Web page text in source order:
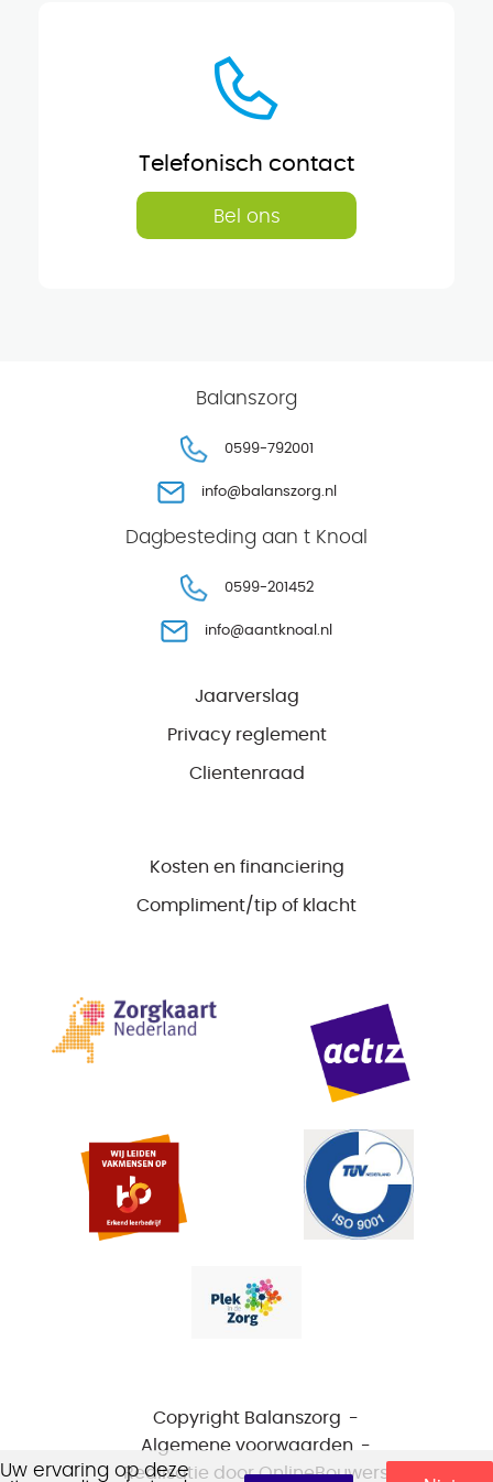
Telefonisch contact
Bel ons
Balanszorg
0599-792001
info@balanszorg.nl
Dagbesteding aan t Knoal
0599-201452
info@aantknoal.nl
Jaarverslag
Privacy reglement
Clientenraad
Kosten en financiering
Compliment/tip of klacht
Copyright Balanszorg
Algemene voorwaarden
Realisatie doorOnlineBouwers
Uw ervaring op deze